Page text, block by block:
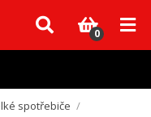
dílů, které nejsou skladem,
0
spotřebiče /